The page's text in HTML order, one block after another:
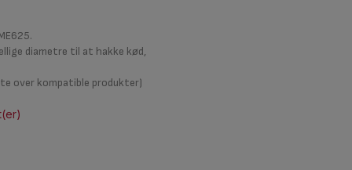
diametre til at hakke kød,
over kompatible produkter)